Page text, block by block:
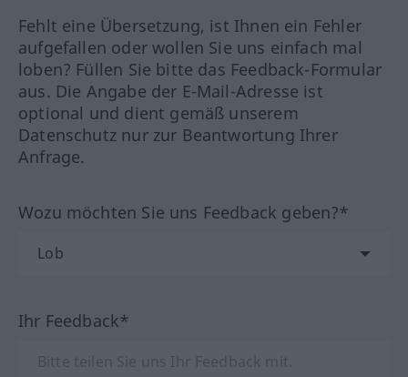
Fehlt eine Übersetzung, ist Ihnen ein Fehler
aufgefallen oder wollen Sie uns einfach mal
loben? Füllen Sie bitte das Feedback-Formular
aus. Die Angabe der E-Mail-Adresse ist
optional und dient gemäß unserem
Datenschutz nur zur Beantwortung Ihrer
Anfrage.
Wozu möchten Sie uns Feedback geben?*
Ihr Feedback*